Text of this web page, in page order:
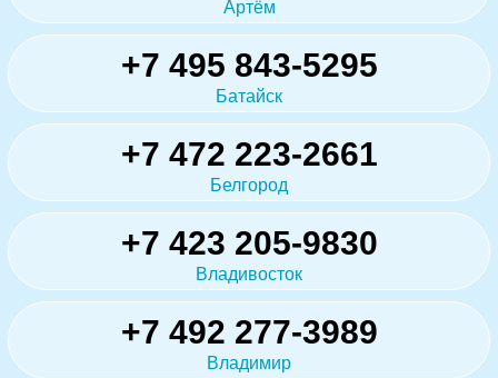
Артём
+7 495 843-5295
Батайск
+7 472 223-2661
Белгород
+7 423 205-9830
Владивосток
+7 492 277-3989
Владимир